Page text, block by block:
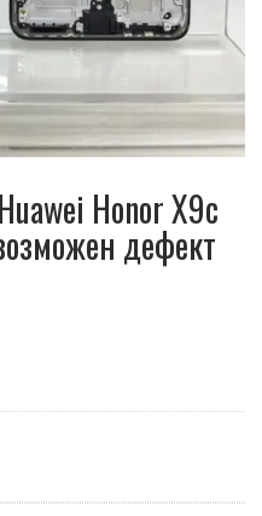
Honor X9c
дефект